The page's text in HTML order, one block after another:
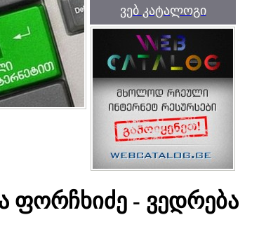
ვებ კატალოგი
ფორჩხიძე - ვედრება